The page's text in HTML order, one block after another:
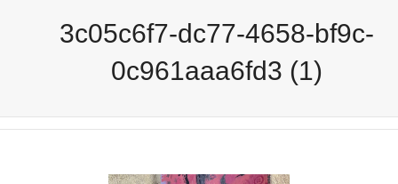
3c05c6f7-dc77-4658-bf9c-
0c961aaa6fd3 (1)